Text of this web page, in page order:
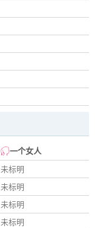
一个女人
未标明
未标明
未标明
未标明